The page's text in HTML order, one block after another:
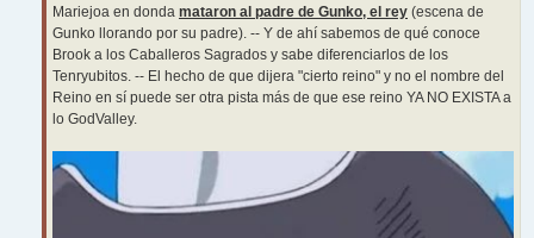
Mariejoa en donda mataron al padre de Gunko, el rey (escena de
Gunko llorando por su padre). -- Y de ahí sabemos de qué conoce
Brook a los Caballeros Sagrados y sabe diferenciarlos de los
Tenryubitos. -- El hecho de que dijera "cierto reino" y no el nombre del
Reino en sí puede ser otra pista más de que ese reino YA NO EXISTA a
lo GodValley.